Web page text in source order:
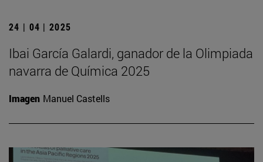
24 | 04 | 2025
Ibai García Galardi, ganador de la Olimpiada
navarra de Química 2025
Imagen Manuel Castells